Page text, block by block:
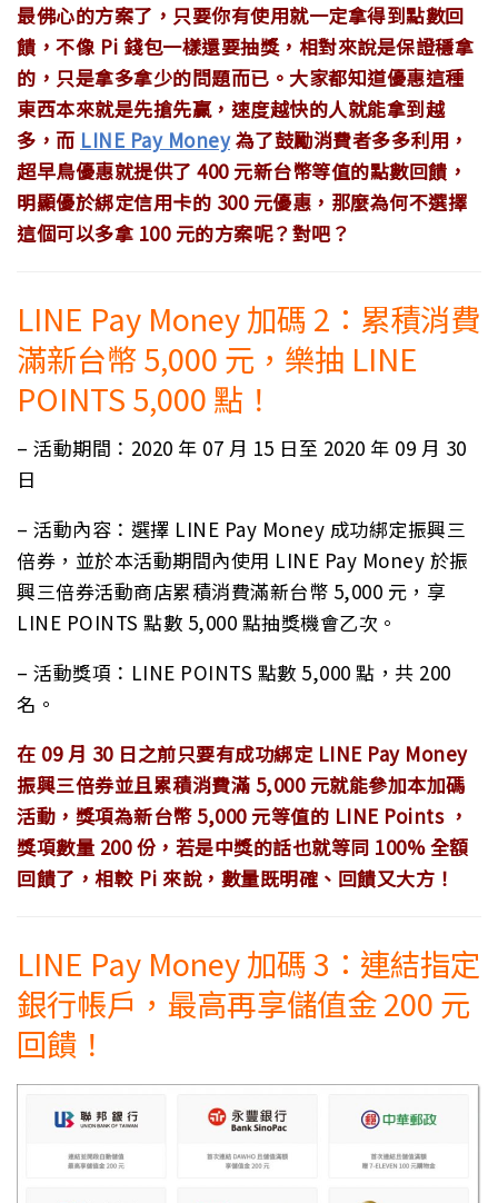
最佛心的方案了，只要你有使用就一定拿得到點數回
饋，不像 Pi 錢包一樣還要抽獎，相對來說是保證穩拿
的，只是拿多拿少的問題而已。大家都知道優惠這種
東西本來就是先搶先贏，速度越快的人就能拿到越
多，而 LINE Pay Money為了鼓勵消費者多多利用，
超早鳥優惠就提供了 400 元新台幣等值的點數回饋，
明顯優於綁定信用卡的 300 元優惠，那麼為何不選擇
這個可以多拿 100 元的方案呢？對吧？
LINE Pay Money 加碼 2：累積消費
滿新台幣 5,000 元，樂抽 LINE
POINTS 5,000 點！
– 活動期間：2020 年 07 月 15 日至 2020 年 09 月 30
日
– 活動內容：選擇 LINE Pay Money 成功綁定振興三
倍券，並於本活動期間內使用 LINE Pay Money 於振
興三倍券活動商店累積消費滿新台幣 5,000 元，享
LINE POINTS 點數 5,000 點抽獎機會乙次。
– 活動獎項：LINE POINTS 點數 5,000 點，共 200
名。
在 09 月 30 日之前只要有成功綁定 LINE Pay Money
振興三倍券並且累積消費滿 5,000 元就能參加本加碼
活動，獎項為新台幣 5,000 元等值的 LINE Points ，
獎項數量 200 份，若是中獎的話也就等同 100% 全額
回饋了，相較 Pi 來說，數量既明確、回饋又大方！
LINE Pay Money 加碼 3：連結指定
銀行帳戶，最高再享儲值金 200 元
回饋！